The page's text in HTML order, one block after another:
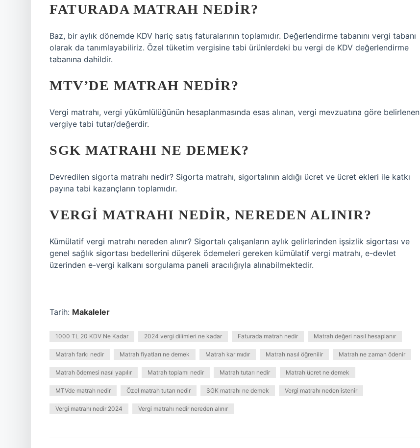
FATURADA MATRAH NEDIR?
Baz, bir aylık dönemde KDV hariç satış faturalarının toplamıdır. Değerlendirme tabanını vergi tabanı
olarak da tanımlayabiliriz. Özel tüketim vergisine tabi ürünlerdeki bu vergi de KDV değerlendirme
tabanına dahildir.
MTV’DE MATRAH NEDIR?
Vergi matrahı, vergi yükümlülüğünün hesaplanmasında esas alınan, vergi mevzuatına göre belirlenen
vergiye tabi tutar/değerdir.
SGK MATRAHI NE DEMEK?
Devredilen sigorta matrahı nedir? Sigorta matrahı, sigortalının aldığı ücret ve ücret ekleri ile katkı
payına tabi kazançların toplamıdır.
VERGI MATRAHI NEDIR, NEREDEN ALINIR?
Kümülatif vergi matrahı nereden alınır? Sigortalı çalışanların aylık gelirlerinden işsizlik sigortası ve
genel sağlık sigortası bedellerini düşerek ödemeleri gereken kümülatif vergi matrahı, e-devlet
üzerinden e-vergi kalkanı sorgulama paneli aracılığıyla alınabilmektedir.
Tarih: Makaleler
1000 TL 20 KDV Ne Kadar 2024 vergi dilimleri ne kadar Faturada matrah nedir Matrah değeri nasıl hesaplanır
Matrah farkı nedir Matrah fiyatları ne demek Matrah kar mıdır Matrah nasıl öğrenilir Matrah ne zaman ödenir
Matrah ödemesi nasıl yapılır Matrah toplamı nedir Matrah tutarı nedir Matrah ücret ne demek
MTVde matrah nedir Özel matrah tutarı nedir SGK matrahı ne demek Vergi matrahı neden istenir
Vergi matrahı nedir 2024 Vergi matrahı nedir nereden alınır